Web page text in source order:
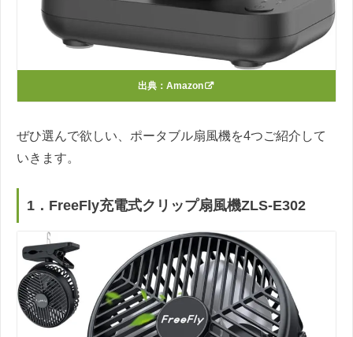
出典： Amazon
ぜひ選んで欲しい、ポータブル扇風機を4つご紹介して
いきます。
1．FreeFly充電式クリップ扇風機ZLS-E302